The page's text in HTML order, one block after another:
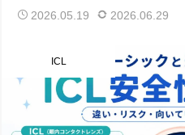
2026.05.19 2026.06.29
ICL